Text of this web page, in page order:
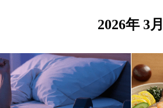
2026年 3月